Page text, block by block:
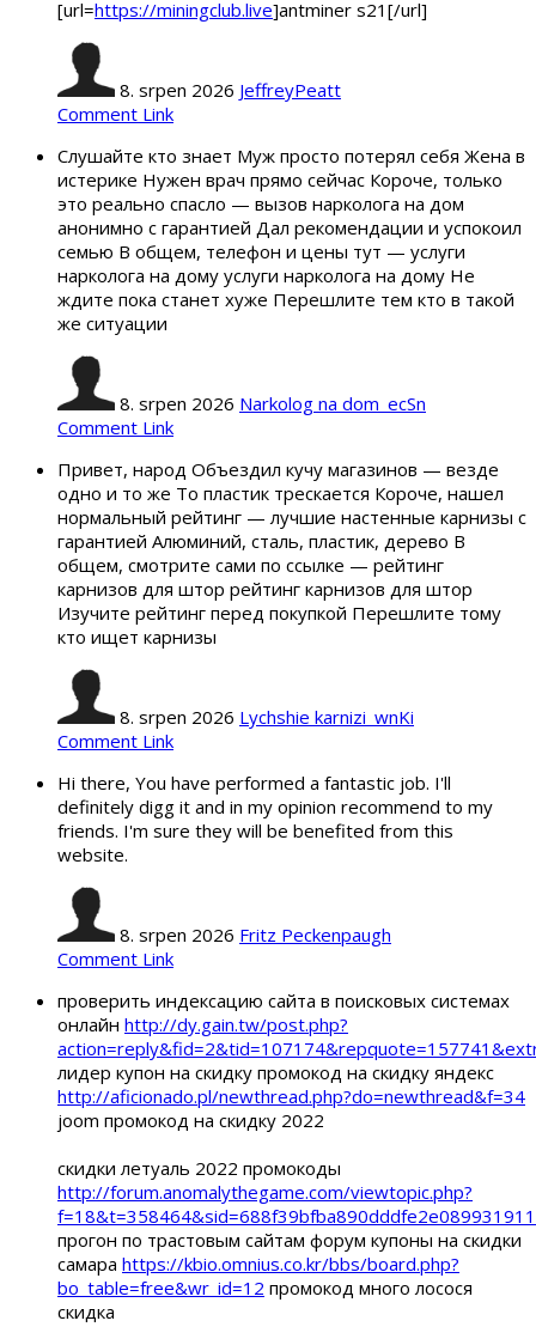
[url=https://miningclub.live]antminer s21[/url]
8. srpen 2026 JeffreyPeatt
Comment Link
Слушайте кто знает Муж просто потерял себя Жена в
истерике Нужен врач прямо сейчас Короче, только
это реально спасло — вызов нарколога на дом
анонимно с гарантией Дал рекомендации и успокоил
семью В общем, телефон и цены тут — услуги
нарколога на дому услуги нарколога на дому Не
ждите пока станет хуже Перешлите тем кто в такой
же ситуации
8. srpen 2026 Narkolog na dom_ecSn
Comment Link
Привет, народ Объездил кучу магазинов — везде
одно и то же То пластик трескается Короче, нашел
нормальный рейтинг — лучшие настенные карнизы с
гарантией Алюминий, сталь, пластик, дерево В
общем, смотрите сами по ссылке — рейтинг
карнизов для штор рейтинг карнизов для штор
Изучите рейтинг перед покупкой Перешлите тому
кто ищет карнизы
8. srpen 2026 Lychshie karnizi_wnKi
Comment Link
Hi there, You have performed a fantastic job. I'll
definitely digg it and in my opinion recommend to my
friends. I'm sure they will be benefited from this
website.
8. srpen 2026 Fritz Peckenpaugh
Comment Link
проверить индексацию сайта в поисковых системах
онлайн http://dy.gain.tw/post.php?
лидер купон на скидку промокод на скидку яндекс
http://aficionado.pl/newthread.php?do=newthread&f=34
joom промокод на скидку 2022
скидки летуаль 2022 промокоды
http://forum.anomalythegame.com/viewtopic.php?
прогон по трастовым сайтам форум купоны на скидки
самара https://kbio.omnius.co.kr/bbs/board.php?
bo_table=free&wr_id=12 промокод много лосося
скидка